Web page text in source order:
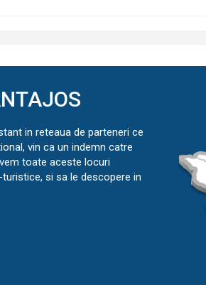
in reteaua de parteneri ce
vin ca un indemn catre
toate aceste locuri
si sa le descopere in